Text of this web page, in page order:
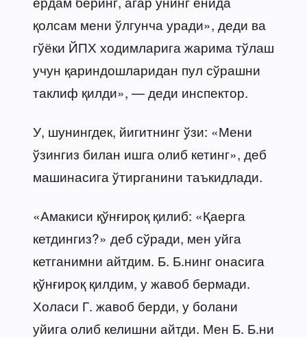
қолсам мени ўлгунча уради», деди ва
гўёки ЙПХ ходимларига жарима тўлаш
учун қариндошларидан пул сўрашни
таклиф қилди», — деди инспектор.
У, шунингдек, йигитнинг ўзи: «Мени
ўзингиз билан ишга олиб кетинг», деб
машинасига ўтирганини таъкидлади.
«Амакиси қўнғироқ қилиб: «Қаерга
кетдингиз?» деб сўради, мен уйга
кетганимни айтдим. Б. Б.нинг онасига
қўнғироқ қилдим, у жавоб бермади.
Холаси Г. жавоб берди, у болани
уйига олиб келишни айтди. Мен Б. Б.ни